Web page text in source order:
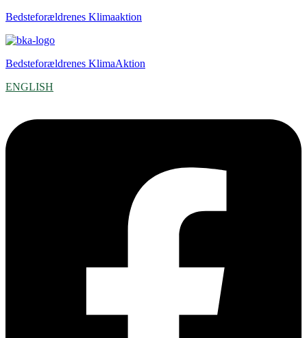
Bedsteforældrenes Klimaaktion
Bedsteforældrenes KlimaAktion
ENGLISH